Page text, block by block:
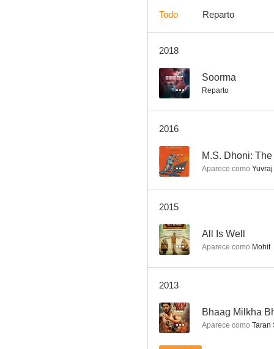
Love, Sex and Deceit
Todo Reparto
2018
-- Soorma
Reparto
2016
-- M.S. Dhoni:
Aparece como
2015
-- All Is Well
Aparece como Mohit
2013
-- Bhaag Milkha
Aparece como Taran